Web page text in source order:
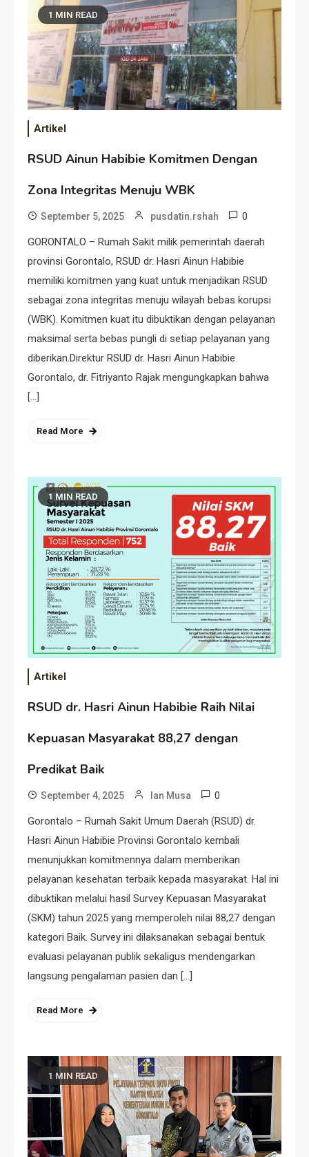
1 MIN READ
Artikel
RSUD Ainun Habibie Komitmen Dengan
Zona Integritas Menuju WBK
September 5, 2025 pusdatin.rshah 0
GORONTALO – Rumah Sakit milik pemerintah daerah
provinsi Gorontalo, RSUD dr. Hasri Ainun Habibie
memiliki komitmen yang kuat untuk menjadikan RSUD
sebagai zona integritas menuju wilayah bebas korupsi
(WBK). Komitmen kuat itu dibuktikan dengan pelayanan
maksimal serta bebas pungli di setiap pelayanan yang
diberikan.Direktur RSUD dr. Hasri Ainun Habibie
Gorontalo, dr. Fitriyanto Rajak mengungkapkan bahwa
[…]
Read More
1 MIN READ
Artikel
RSUD dr. Hasri Ainun Habibie Raih Nilai
Kepuasan Masyarakat 88,27 dengan
Predikat Baik
September 4, 2025 Ian Musa 0
Gorontalo – Rumah Sakit Umum Daerah (RSUD) dr.
Hasri Ainun Habibie Provinsi Gorontalo kembali
menunjukkan komitmennya dalam memberikan
pelayanan kesehatan terbaik kepada masyarakat. Hal ini
dibuktikan melalui hasil Survey Kepuasan Masyarakat
(SKM) tahun 2025 yang memperoleh nilai 88,27 dengan
kategori Baik. Survey ini dilaksanakan sebagai bentuk
evaluasi pelayanan publik sekaligus mendengarkan
langsung pengalaman pasien dan […]
Read More
1 MIN READ